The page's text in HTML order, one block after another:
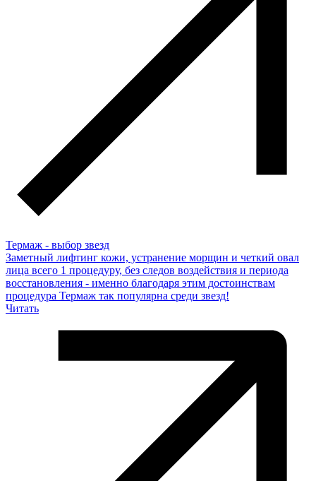
Термаж - выбор звезд
Заметный лифтинг кожи, устранение морщин и четкий овал
лица всего 1 процедуру, без следов воздействия и периода
восстановления - именно благодаря этим достоинствам
процедура Термаж так популярна среди звезд!
Читать